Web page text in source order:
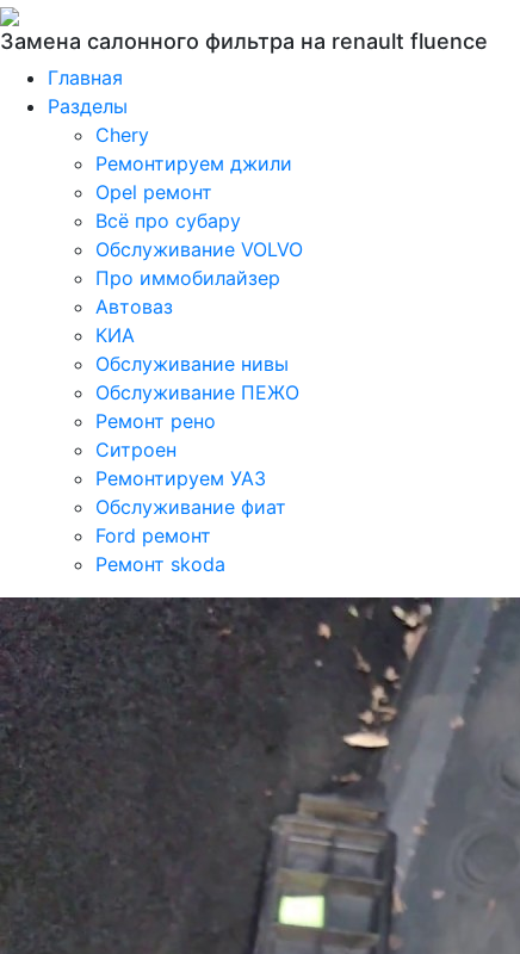
Замена салонного фильтра на renault fluence
Главная
Разделы
Chery
Ремонтируем джили
Opel ремонт
Всё про субару
Обслуживание VOLVO
Про иммобилайзер
Автоваз
КИА
Обслуживание нивы
Обслуживание ПЕЖО
Ремонт рено
Ситроен
Ремонтируем УАЗ
Обслуживание фиат
Ford ремонт
Ремонт skoda